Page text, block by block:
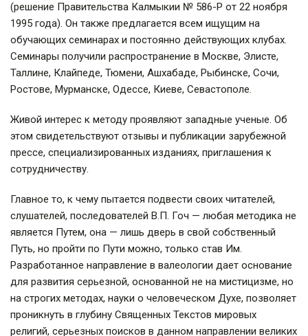
(решение Правительства Калмыкии № 586-Р от 22 ноября
1995 года). Он также предлагается всем ищущим на
обучающих семинарах и постоянно действующих клубах.
Семинары получили распространение в Москве, Элисте,
Таллине, Клайпеде, Тюмени, Ашхабаде, Рыбинске, Сочи,
Ростове, Мурманске, Одессе, Киеве, Севастополе.
Живой интерес к методу проявляют западные ученые. Об
этом свидетельствуют отзывы и публикации зарубежной
прессе, специализированных изданиях, приглашения к
сотрудничеству.
Главное то, к чему пытается подвести своих читателей,
слушателей, последователей В.П. Гоч — любая методика не
является Путем, она — лишь дверь в свой собственный
Путь, но пройти по Пути можно, только став Им.
Разработанное направление в валеологии дает основание
для развития серьезной, основанной не на мистицизме, но
на строгих методах, науки о человеческом Духе, позволяет
проникнуть в глубину Священных Текстов мировых
религий, серьезных поисков в данном направлении великих